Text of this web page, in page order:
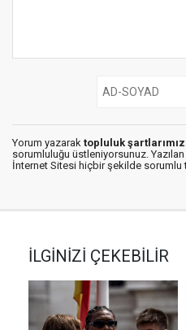
Yorum yazarak topluluk
sorumluluğu üstleniyorsunuz.
İnternet Sitesi hiçbir şekilde sorumlu